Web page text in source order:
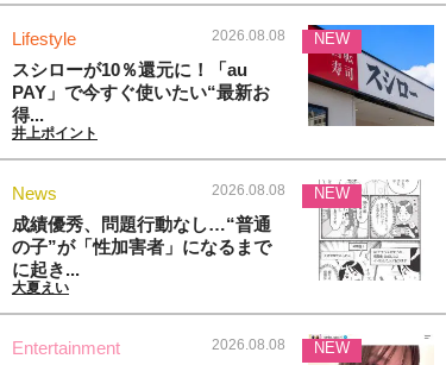
Lifestyle 2026.08.08
スシローが10％還元に！「au
PAY」で今すぐ使いたい“最新お
得...
井上ポイント
NEW
News 2026.08.08
成績優秀、問題行動なし…“普通
の子”が「性加害者」になるまで
に起き...
大夏えい
NEW
Entertainment 2026.08.08 NEW